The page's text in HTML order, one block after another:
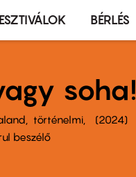
BÉRLÉS
soha!
történelmi
2024
beszélő